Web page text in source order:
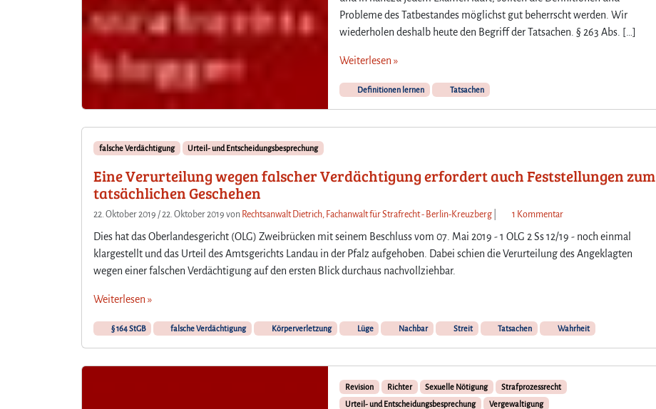
Probleme des Tatbestandes möglichst gut beherrscht werden. Wir
wiederholen deshalb heute den Begriff der Tatsachen. § 263 Abs. […]
Weiterlesen »
Definitionen lernen Tatsachen
falsche Verdächtigung Urteil- und Entscheidungsbesprechung
Eine Verurteilung wegen falscher Verdächtigung erfordert auch Feststellungen zum
tatsächlichen Geschehen
22. Oktober 2019 /22. Oktober 2019 von Rechtsanwalt Dietrich, Fachanwalt für Strafrecht - Berlin-Kreuzberg 1 Kommentarz
E
i
r
u
r
t
e
Dies hat das Oberlandesgericht (OLG) Zweibrücken mit seinem Beschluss vom 07. Mai 2019 - 1 OLG 2 Ss 12/19 - noch einmal
klargestellt und das Urteil des Amtsgerichts Landau in der Pfalz aufgehoben. Dabei schien die Verurteilung des Angeklagten
wegen einer falschen Verdächtigung auf den ersten Blick durchaus nachvollziehbar.
Weiterlesen »
§ 164 StGB falsche Verdächtigung Körperverletzung Lüge Nachbar Streit Tatsachen Wahrheit
Revision Richter Sexuelle Nötigung
Strafprozessrecht
Urteil- und Entscheidungsbesprechung
Vergewaltigung